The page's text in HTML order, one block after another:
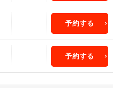
予約する
予約する